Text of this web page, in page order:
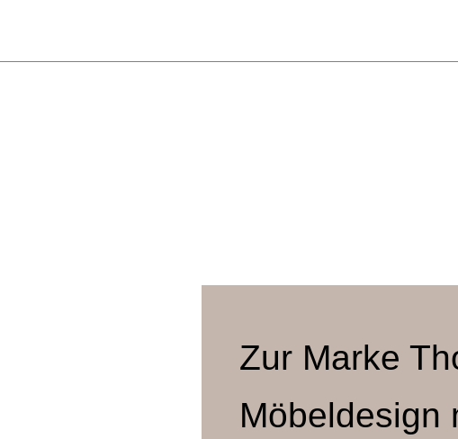
farblich passend hochglanzlackiert
Leder: Rubinrot
Leder: Dunkelgrün
Zur Marke
Möbeldesign